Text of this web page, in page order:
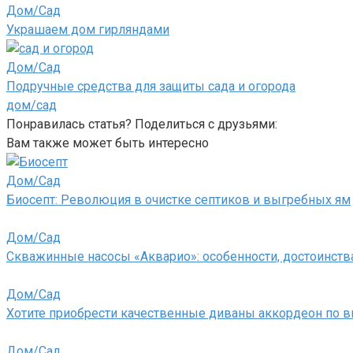
Дом/Сад
Украшаем дом гирляндами
Дом/Сад
Подручные средства для защиты сада и огорода
дом/сад
Понравилась статья? Поделиться с друзьями:
Вам также может быть интересно
Дом/Сад
Биосепт: Революция в очистке септиков и выгребных ям
Дом/Сад
Скважинные насосы «Акварио»: особенности,
Дом/Сад
Хотите приобрести качественные диваны аккордеон по